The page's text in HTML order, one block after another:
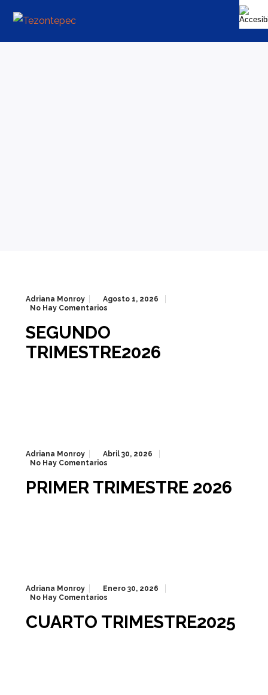
Adriana Monroy
Agosto 1, 2026
No Hay Comentarios
SEGUNDO
TRIMESTRE2026
Adriana Monroy
Abril 30, 2026
No Hay Comentarios
PRIMER TRIMESTRE 2026
Adriana Monroy
Enero 30, 2026
No Hay Comentarios
CUARTO TRIMESTRE2025